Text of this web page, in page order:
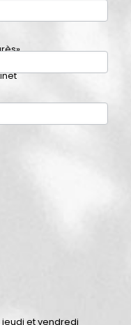
jeudi et vendredi